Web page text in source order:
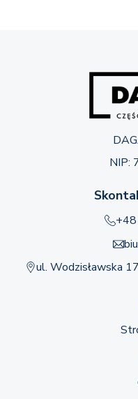
NIP:
ul. Wodzisławska